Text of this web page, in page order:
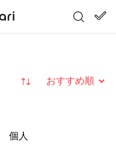
並び替え
個人